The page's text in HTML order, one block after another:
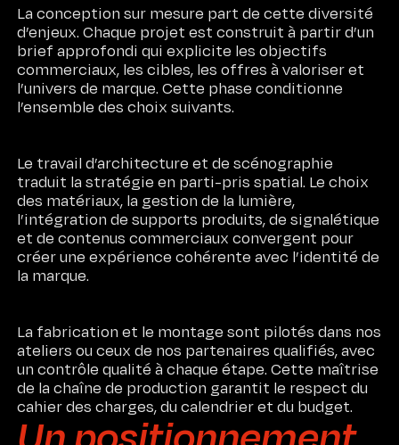
La conception sur mesure part de cette diversité
d’enjeux. Chaque projet est construit à partir d’un
brief approfondi qui explicite les objectifs
commerciaux, les cibles, les offres à valoriser et
l’univers de marque. Cette phase conditionne
l’ensemble des choix suivants.
Le travail d’architecture et de scénographie
traduit la stratégie en parti-pris spatial. Le choix
des matériaux, la gestion de la lumière,
l’intégration de supports produits, de signalétique
et de contenus commerciaux convergent pour
créer une expérience cohérente avec l’identité de
la marque.
La fabrication et le montage sont pilotés dans nos
ateliers ou ceux de nos partenaires qualifiés, avec
un contrôle qualité à chaque étape. Cette maîtrise
de la chaîne de production garantit le respect du
cahier des charges, du calendrier et du budget.
Un positionnement